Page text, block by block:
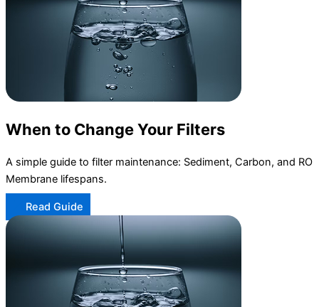
When to Change Your Filters
A simple guide to filter maintenance: Sediment, Carbon, and RO
Membrane lifespans.
Read Guide